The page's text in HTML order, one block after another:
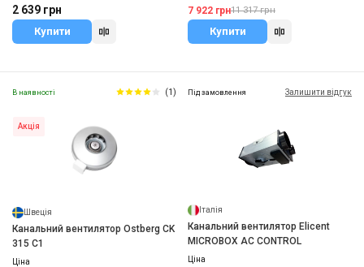
2 639 грн
Купити
7 922 грн11 317 грн
Купити
В наявності (1)
Акція
Швеція
Канальний вентилятор Ostberg CK
315 C1
Ціна
Під замовлення Залишити відгук
Італія
Канальний вентилятор Elicent
MICROBOX AC CONTROL
Ціна